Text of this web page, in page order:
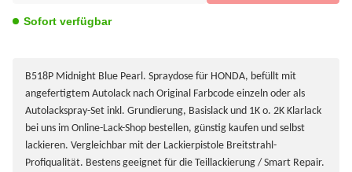
Sofort verfügbar
B518P Midnight Blue Pearl. Spraydose für HONDA, befüllt mit
angefertigtem Autolack nach Original Farbcode einzeln oder als
Autolackspray-Set inkl. Grundierung, Basislack und 1K o. 2K Klarlack
bei uns im Online-Lack-Shop bestellen, günstig kaufen und selbst
lackieren. Vergleichbar mit der Lackierpistole Breitstrahl-
Profiqualität. Bestens geeignet für die Teillackierung / Smart Repair.